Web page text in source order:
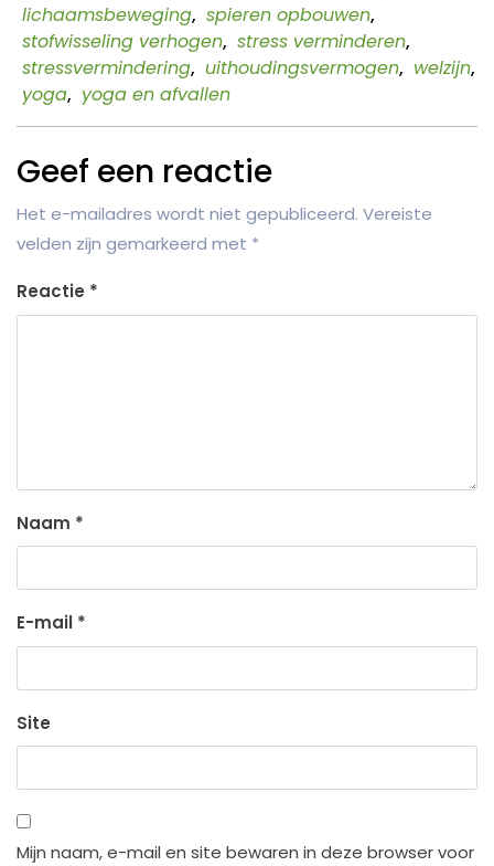
lichaamsbeweging, spieren opbouwen,
stofwisseling verhogen, stress verminderen,
stressvermindering, uithoudingsvermogen, welzijn,
yoga, yoga en afvallen
Geef een reactie
Het e-mailadres wordt niet gepubliceerd. Vereiste
velden zijn gemarkeerd met *
Reactie *
Naam *
E-mail *
Site
Mijn naam, e-mail en site bewaren in deze browser voor